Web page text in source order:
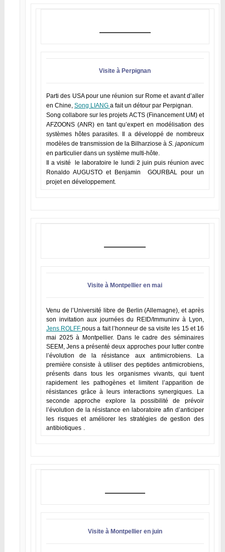
Visite à Perpignan
Parti des USA pour une réunion sur Rome et avant d’aller
en Chine, Song LIANG a fait un détour par Perpignan.
Song collabore sur les projets ACTS (Financement UM) et
AFZOONS (ANR) en tant qu’expert en modélisation des
systèmes hôtes parasites. Il a développé de nombreux
modèles de transmission de la Bilharziose à S. japonicum
en particulier dans un système multi-hôte.
Il a visité le laboratoire le lundi 2 juin puis réunion avec
Ronaldo AUGUSTO et Benjamin GOURBAL pour un
projet en développement.
Visite à Montpellier en mai
Venu de l’Université libre de Berlin (Allemagne), et après
son invitation aux journées du REID/Immuninv à Lyon,
Jens ROLFFnous a fait l’honneur de sa visite les 15 et 16
mai 2025 à Montpellier. Dans le cadre des séminaires
SEEM, Jens a présenté deux approches pour lutter contre
l’évolution de la résistance aux antimicrobiens. La
première consiste à utiliser des peptides antimicrobiens,
présents dans tous les organismes vivants, qui tuent
rapidement les pathogènes et limitent l’apparition de
résistances grâce à leurs interactions synergiques. La
seconde approche explore la possibilité de prévoir
l’évolution de la résistance en laboratoire afin d’anticiper
les risques et améliorer les stratégies de gestion des
antibiotiques .
Visite à Montpellier en juin